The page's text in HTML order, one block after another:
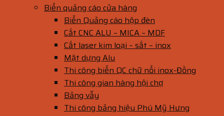
Biển quảng cáo cửa hàng
Biển Quảng cáo hộp đèn
Cắt CNC ALU – MICA – MDF
Cắt laser kim loại – sắt – inox
Mặt dựng Alu
Thi công biển QC chữ nổi inox-Đồng
Thi công gian hàng hội chợ
Bảng vẫy
Thi công bảng hiệu Phú Mỹ Hưng